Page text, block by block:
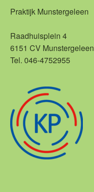
Praktijk Munstergeleen
Raadhuisplein 4
6151 CV Munstergeleen
Tel. 046-4752955